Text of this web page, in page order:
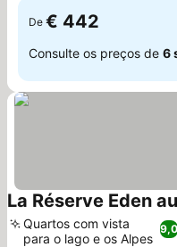
De € 442
Consulte os preços de 6
La Réserve Eden
9,0
Quartos com vista
para o lago e os Alpes